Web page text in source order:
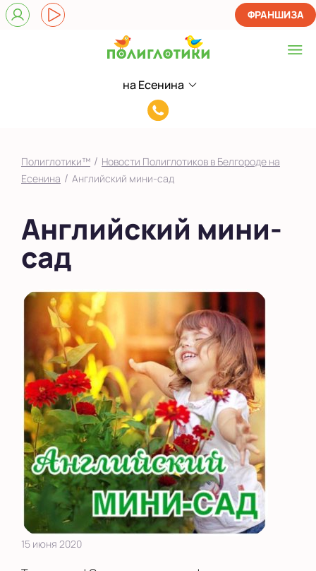
на Есенина
Выберите центр
в ЖК Гостенский
Показать на карте
8(919)432-
ФРАНШИЗА
Полиглотики™ / Новости Полиглотиков в Белгороде на
Есенина / Английский мини-сад
Английский мини-
сад
15 июня 2020